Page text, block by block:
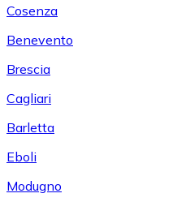
Cosenza
Benevento
Brescia
Cagliari
Barletta
Eboli
Modugno